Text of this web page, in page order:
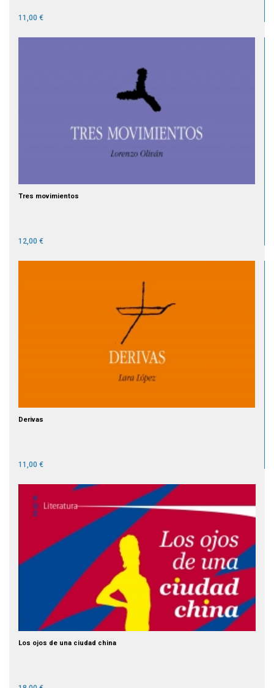
11,00 €
Tres movimientos
12,00 €
Derivas
11,00 €
Los ojos de una ciudad china